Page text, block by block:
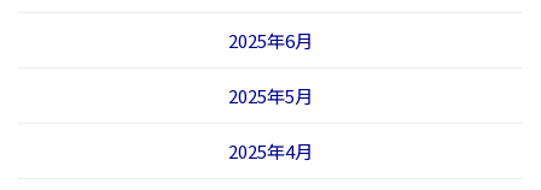
2025年6月
2025年5月
2025年4月